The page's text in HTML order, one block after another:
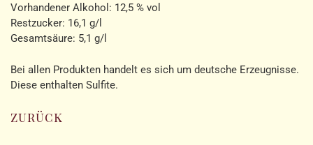
Vorhandener Alkohol: 12,5 % vol
Restzucker: 16,1 g/l
Gesamtsäure: 5,1 g/l
Bei allen Produkten handelt es sich um deutsche Erzeugnisse.
Diese enthalten Sulfite.
zurück